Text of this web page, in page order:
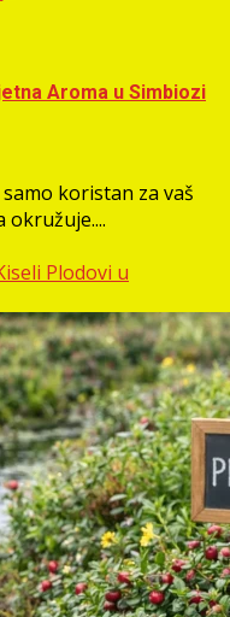
Aroma u Simbiozi
koristan za vaš
okružuje....
Plodovi u